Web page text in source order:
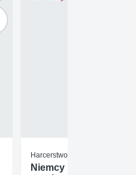
Harcerstwo i skauting
Niemcy 1985 Pierwszy